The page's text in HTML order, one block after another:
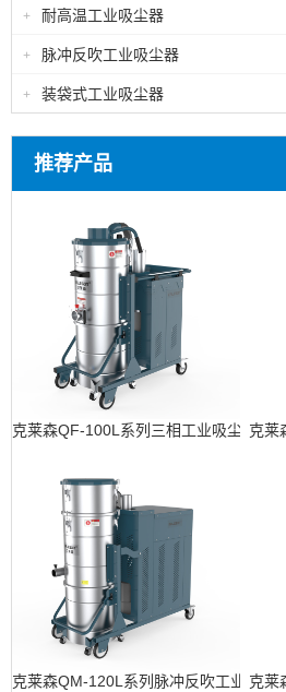
+ 耐高温工业吸尘器
+ 脉冲反吹工业吸尘器
+ 装袋式工业吸尘器
推荐产品
克莱森QF-100L系列三相工业吸尘器克莱
克莱森QM-120L系列脉冲反吹工业吸尘
克莱